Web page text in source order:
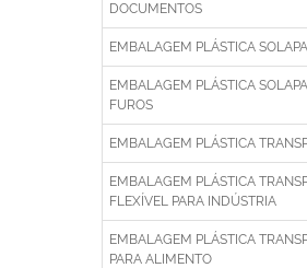
DOCUMENTOS
EMBALAGEM PLÁSTICA SOLAPA
EMBALAGEM PLÁSTICA
FUROS
EMBALAGEM PLÁSTICA
EMBALAGEM PLÁSTICA
FLEXÍVEL PARA INDÚSTRIA
EMBALAGEM PLÁSTICA
PARA ALIMENTO